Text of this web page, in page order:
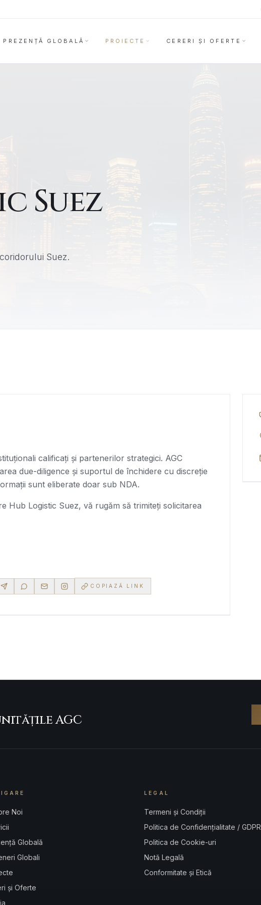
PREZENȚĂ GLOBALĂ PROIECTE CERERI ȘI OFERTE
Suez
Suez.
calificați și partenerilor strategici. AGC
due-diligence și suportul de închidere cu discreție
sunt eliberate doar sub NDA.
Hub Logistic Suez, vă rugăm să trimiteți solicitarea
COPIAZĂ LINK
AGC
Noi
Globală
Globali
și Oferte
LEGAL
Termeni și Condiții
Politica de Confidențialitate / GDPR
Politica de Cookie-uri
Notă Legală
Conformitate și Etică